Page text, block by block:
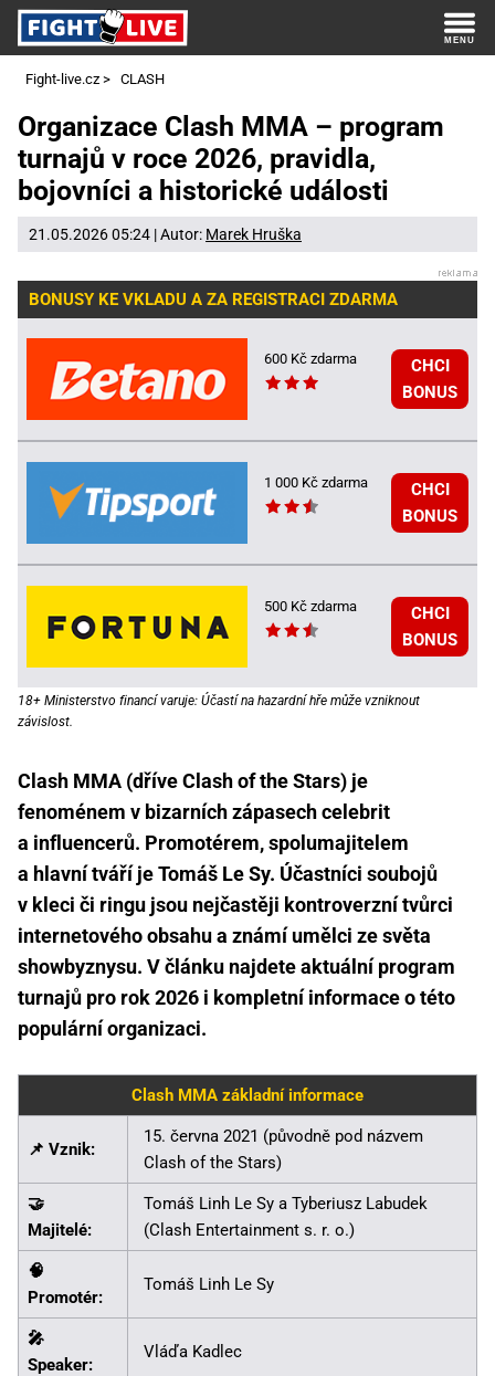
Fight-live.cz > CLASH
Organizace Clash MMA – program
turnajů v roce 2026, pravidla,
bojovníci a historické události
21.05.2026 05:24 | Autor: Marek Hruška
BONUSY KE VKLADU A ZA REGISTRACI ZDARMA
600 Kč zdarma
CHCI
BONUS
1 000 Kč zdarma
CHCI
BONUS
500 Kč zdarma
CHCI
BONUS
18+ Ministerstvo financí varuje: Účastí na hazardní hře může vzniknout
závislost.
Clash MMA (dříve Clash of the Stars) je
fenoménem v bizarních zápasech celebrit
a influencerů. Promotérem, spolumajitelem
a hlavní tváří je Tomáš Le Sy. Účastníci soubojů
v kleci či ringu jsou nejčastěji kontroverzní tvůrci
internetového obsahu a známí umělci ze světa
showbyznysu. V článku najdete aktuální program
turnajů pro rok 2026 i kompletní informace o této
populární organizaci.
Clash MMA základní informace
📌 Vznik:
15. června 2021 (původně pod názvem
Clash of the Stars)
🤝
Majitelé:
Tomáš Linh Le Sy a Tyberiusz Labudek
(Clash Entertainment s. r. o.)
🧠
Promotér:
Tomáš Linh Le Sy
🎤
Speaker:
Vláďa Kadlec